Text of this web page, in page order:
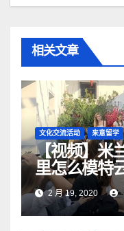
相关文章
文化交流活动 来意留学
【视频】米
里怎么模特
2 月 19, 2020